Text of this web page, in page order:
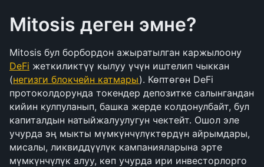
Mitosis деген эмне?
DeFi жеткиликтүү кылуу үчүн иштелип чыккан
(негизги блокчейн катмары). Көптөгөн DeFi
протоколдорунда токендер депозитке салынгандан
кийин кулпуланып, башка жерде колдонулбайт, бул
капиталдын натыйжалуулугун чектейт. Ошол эле
учурда эң мыкты мүмкүнчүлүктөрдүн айрымдары,
мисалы, ликвиддүүлүк кампанияларына эрте
мүмкүнчүлүк алуу, көп учурда ири инвесторлорго